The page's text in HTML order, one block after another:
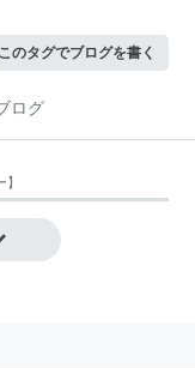
このタグでブログを書く
ログ
】